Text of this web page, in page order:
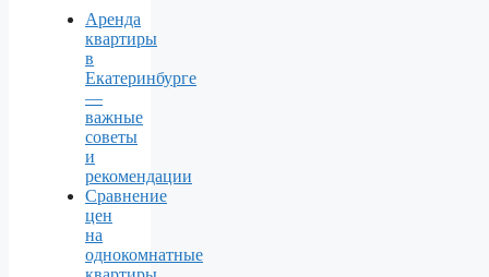
Аренда
квартиры
в
Екатеринбурге
—
важные
советы
и
рекомендации
Сравнение
цен
на
однокомнатные